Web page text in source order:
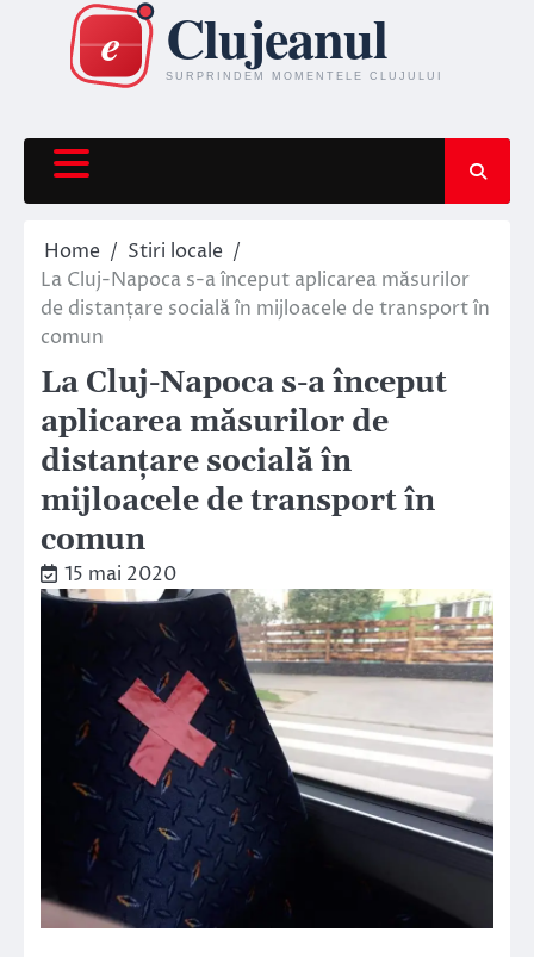
content
Home
Stiri locale
La Cluj-Napoca s-a început aplicarea măsurilor
de distanțare socială în mijloacele de transport în
comun
La Cluj-Napoca s-a început
aplicarea măsurilor de
distanțare socială în
mijloacele de transport în
comun
15 mai 2020